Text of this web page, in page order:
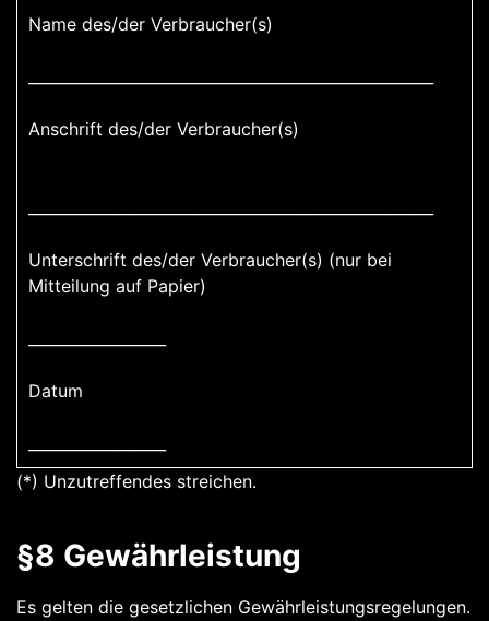
Name des/der Verbraucher(s)
Anschrift des/der Verbraucher(s)
Unterschrift des/der Verbraucher(s) (nur bei
Mitteilung auf Papier)
Datum
(*) Unzutreffendes streichen.
§8 Gewährleistung
Es gelten die gesetzlichen Gewährleistungsregelungen.